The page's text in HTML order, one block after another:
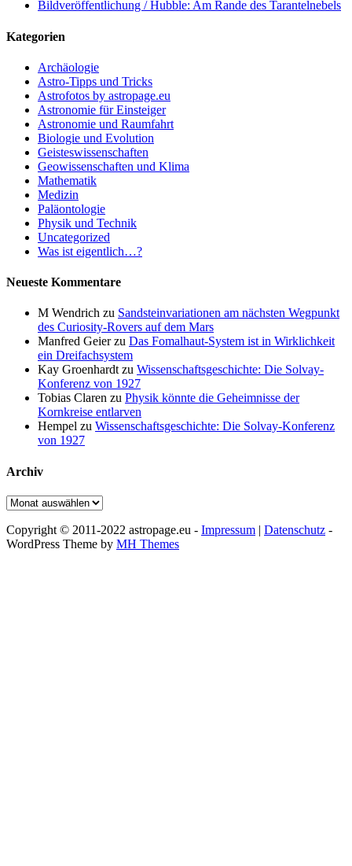
Bildveröffentlichung / Hubble: Am Rande des Tarantelnebels
Kategorien
Archäologie
Astro-Tipps und Tricks
Astrofotos by astropage.eu
Astronomie für Einsteiger
Astronomie und Raumfahrt
Biologie und Evolution
Geisteswissenschaften
Geowissenschaften und Klima
Mathematik
Medizin
Paläontologie
Physik und Technik
Uncategorized
Was ist eigentlich…?
Neueste Kommentare
M Wendrich zu Sandsteinvariationen am nächsten Wegpunkt
des Curiosity-Rovers auf dem Mars
Manfred Geierzu Das Fomalhaut-System ist in Wirklichkeit
ein Dreifachsystem
Kay Groenhardt zu Wissenschaftsgeschichte: Die Solvay-
Konferenz von 1927
Tobias Claren zu Physik könnte die Geheimnisse der
Kornkreise entlarven
Hempel zu Wissenschaftsgeschichte: Die Solvay-Konferenz
von 1927
Archiv
Archiv
Copyright © 2011-2022 astropage.eu - Impressum | Datenschutz -
WordPress Theme by MH Themes